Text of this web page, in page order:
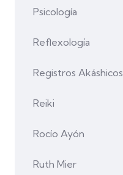
Psicología
Reflexología
Registros Akáshicos
Reiki
Rocío Ayón
Ruth Mier